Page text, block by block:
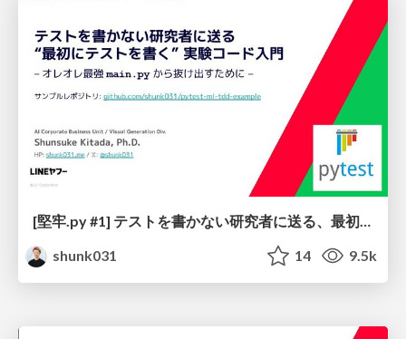
[堅牢.py #1] テストを書かない研究者に送る、最初にテストを書く実験コード入門 / Let's start your ML project by writing tests
shunk031
14 9.5k